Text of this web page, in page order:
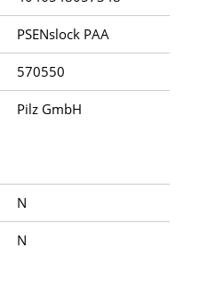
PSENslock PAA
570550
Pilz GmbH
N
N